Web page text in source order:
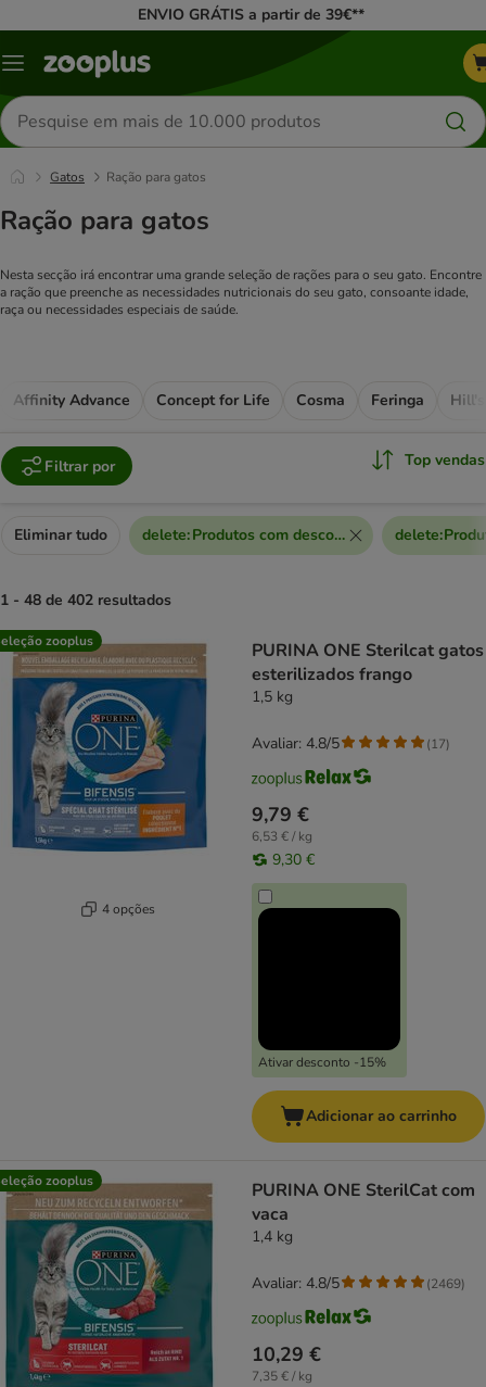
ENVIO GRÁTIS a partir de 39€**
Menu
Pesquisar
produtos
Gatos Ração para gatos
Ração para gatos
Nesta secção irá encontrar uma grande seleção de rações para o seu gato. Encontre
a ração que preenche as necessidades nutricionais do seu gato, consoante idade,
raça ou necessidades especiais de saúde.
Affinity Advance Concept for Life Cosma Feringa
Filtrar por Top vendas
Eliminar tudo delete:Produtos com desconto extradelete:
1 - 48 de 402 resultados
product items have been changed
zooplus
4 opções
PURINA ONE Sterilcat gatos
esterilizados frango
1,5 kg
9,79 €
6,53 € / kg
9,30 €
Ativar desconto -15%
Avaliar: 4.8/5 (17)
Adicionar ao carrinho
zooplus
PURINA ONE SterilCat com
vaca
1,4 kg
10,29 €
7,35 € / kg
Avaliar: 4.8/5 (2469)